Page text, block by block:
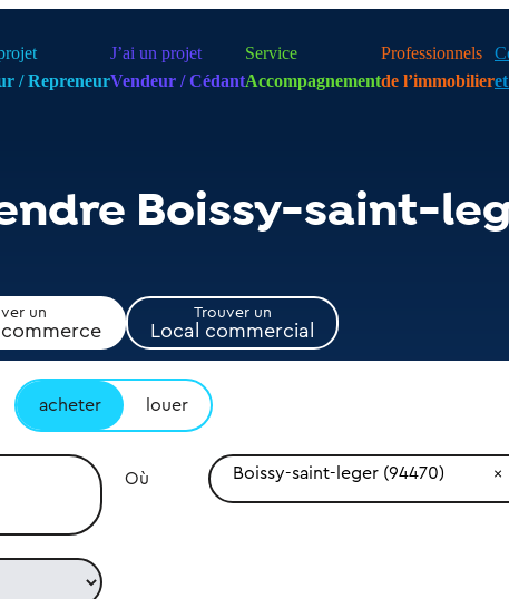
/ Repreneur
J’ai un projet
Vendeur / Cédant
Service
Accompagnement
Professionnels
de l’immobilier
Boissy-saint-
un
commerce
Trouver un
Local commercial
acheter louer
Où Boissy-saint-leger (94470)